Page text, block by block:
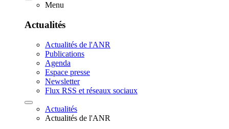
Menu
Actualités
Actualités de l'ANR
Publications
Agenda
Espace presse
Newsletter
Flux RSS et réseaux sociaux
Actualités
Actualités de l'ANR